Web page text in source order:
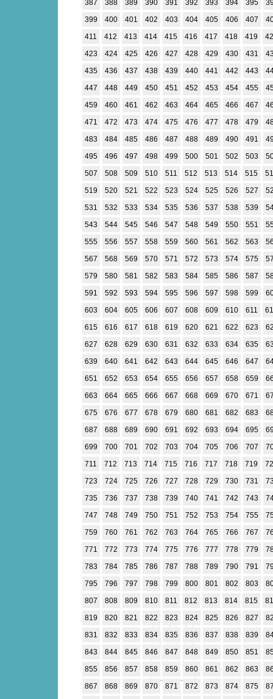
387
388 389 390 391 392 393 394 395
399
400 401 402 403 404 405 406 407
411
412 413 414 415 416 417 418 419
423
424 425 426 427 428 429 430 431
435
436 437 438 439 440 441 442 443
447
448 449 450 451 452 453 454 455
459
460 461 462 463 464 465 466 467
471
472 473 474 475 476 477 478 479
483
484 485 486 487 488 489 490 491
495
496 497 498 499 500 501 502 503
507
508 509 510 511 512 513 514 515
519
520 521 522 523 524 525 526 527
531
532 533 534 535 536 537 538 539
543
544 545 546 547 548 549 550 551
555
556 557 558 559 560 561 562 563
567
568 569 570 571 572 573 574 575
579
580 581 582 583 584 585 586 587
591
592 593 594 595 596 597 598 599
603
604 605 606 607 608 609 610 611
615
616 617 618 619 620 621 622 623
627
628 629 630 631 632 633 634 635
639
640 641 642 643 644 645 646 647
651
652 653 654 655 656 657 658 659
663
664 665 666 667 668 669 670 671
675
676 677 678 679 680 681 682 683
687
688 689 690 691 692 693 694 695
699
700 701 702 703 704 705 706 707
711
712 713 714 715 716 717 718 719
723
724 725 726 727 728 729 730 731
735
736 737 738 739 740 741 742 743
747
748 749 750 751 752 753 754 755
759
760 761 762 763 764 765 766 767
771
772 773 774 775 776 777 778 779
783
784 785 786 787 788 789 790 791
795
796 797 798 799 800 801 802 803
807
808 809 810 811 812 813 814 815
819
820 821 822 823 824 825 826 827
831
832 833 834 835 836 837 838 839
843
844 845 846 847 848 849 850 851
855
856 857 858 859 860 861 862 863
867
868 869 870 871 872 873 874 875